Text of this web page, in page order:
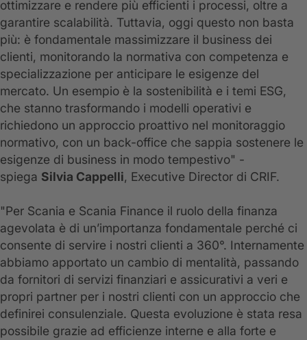
ottimizzare e rendere più efficienti i processi, oltre a
garantire scalabilità. Tuttavia, oggi questo non basta
più: è fondamentale massimizzare il business dei
clienti, monitorando la normativa con competenza e
specializzazione per anticipare le esigenze del
mercato. Un esempio è la sostenibilità e i temi ESG,
che stanno trasformando i modelli operativi e
richiedono un approccio proattivo nel monitoraggio
normativo, con un back-office che sappia sostenere le
esigenze di business in modo tempestivo" -
spiega Silvia Cappelli, Executive Director di CRIF.
"Per Scania e Scania Finance il ruolo della finanza
agevolata è di un’importanza fondamentale perché ci
consente di servire i nostri clienti a 360°. Internamente
abbiamo apportato un cambio di mentalità, passando
da fornitori di servizi finanziari e assicurativi a veri e
propri partner per i nostri clienti con un approccio che
definirei consulenziale. Questa evoluzione è stata resa
possibile grazie ad efficienze interne e alla forte e